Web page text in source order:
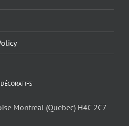
Montreal (Quebec) H4C 2C7